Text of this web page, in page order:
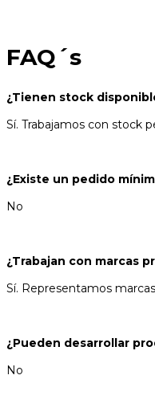
FAQ´s
¿Tienen stock
Sí. Trabajamos con stock
¿Existe un pedido
No
¿Trabajan con marcas
Sí. Representamos
¿Pueden desarrollar
No